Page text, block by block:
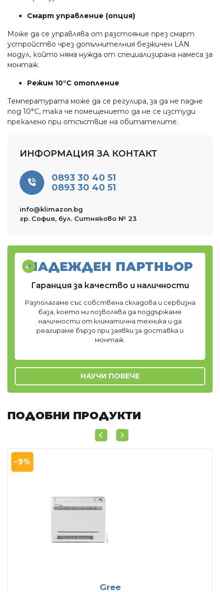
Смарт управление (опция)
Може да се управлява от разстояние през смарт
устройство чрез допълнителния безжичен LAN
модул, който няма нужда от специализирана намеса за
монтаж.
Режим 10°C отопление
Температурата може да се регулира, за да не падне
под 10°C, така че помещението да не се изстуди
прекалено при отсъствие на обитателите.
ИНФОРМАЦИЯ ЗА КОНТАКТ
0893 30 40 51
0893 30 40 51
info@klimazon.bg
гр. София, бул. Ситняково № 23
НАДЕЖДЕН ПАРТНЬОР
Гаранция за качество и наличности
Разполагаме със собствена складова и сервизна
база, което ни позволява да поддържаме
наличности от климатична техника и да
реагираме бързо при заявки за доставка и
монтаж.
НАУЧИ ПОВЕЧЕ
ПОДОБНИ ПРОДУКТИ
-9%
Gree